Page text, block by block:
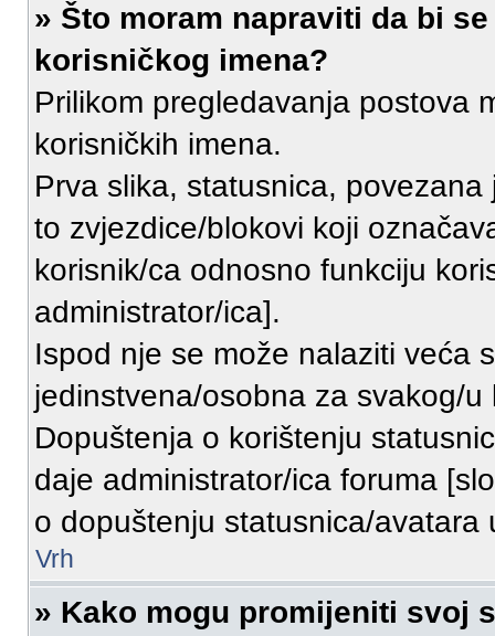
» Što moram napraviti da bi
korisničkog imena?
Prilikom pregledavanja postova
korisničkih imena.
Prva slika, statusnica,
to zvjezdice/blokovi koji
korisnik/ca odnosno funkciju
administrator/ica].
Ispod nje se može nalaziti veća
jedinstvena/osobna za svakog/u
Dopuštenja o korištenju
daje administrator/ica foruma
o dopuštenju statusnica/avatara
Vrh
» Kako mogu promijeniti svoj